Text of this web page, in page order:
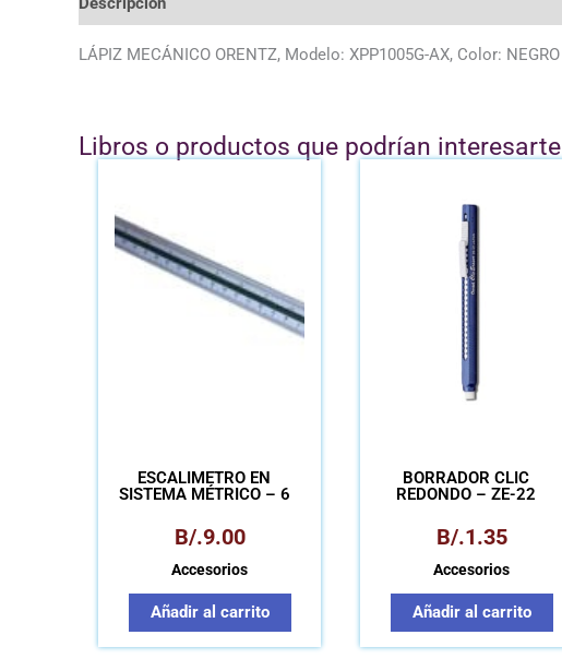
LÁPIZ MECÁNICO ORENTZ, Modelo: XPP1005G-AX, Color: NEGRO
Libros o productos que podrían interesarte
ESCALÍMETRO EN
SISTEMA MÉTRICO – 6
B/.9.00
Accesorios
Añadir al carrito
BORRADOR CLIC
REDONDO – ZE-22
B/.1.35
Accesorios
Añadir al carrito